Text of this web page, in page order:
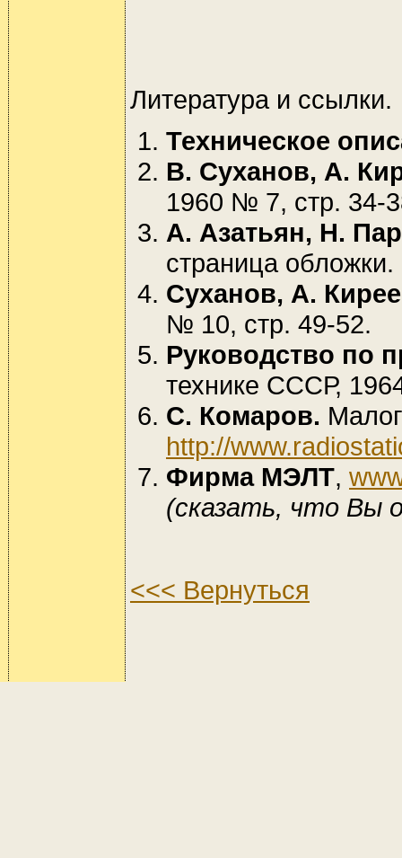
Литература и ссылки.
Техническое
В. Суханов, А.
1960 № 7, стр. 34-
А. Азатьян, Н.
страница обложки.
Суханов, А.
№ 10, стр. 49-52.
Руководство по
технике СССР,
С. Комаров.
http://
Фирма МЭЛТ,
(сказать, что Вы
<<< Вернуться